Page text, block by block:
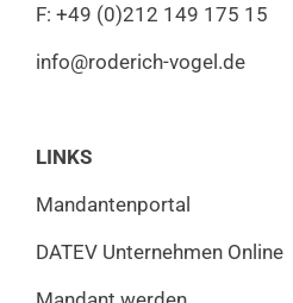
F: +49 (0)212 149 175 15
info@roderich-vogel.de
LINKS
Mandantenportal
DATEV Unternehmen Online